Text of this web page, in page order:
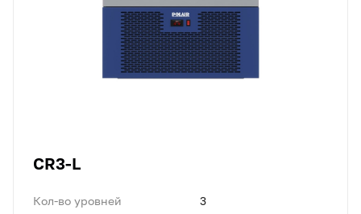
CR3-L
Кол-во уровней 3